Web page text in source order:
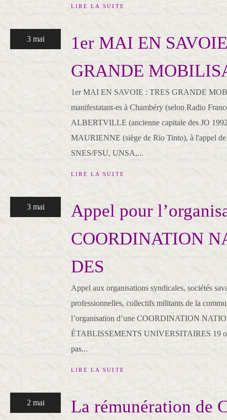
LIRE LA SUITE
3 mai
1er MAI EN
GRANDE
1er MAI EN SAVOIE : TRES GRANDE
manifestatant-es à Chambéry (selon Radio
ALBERTVILLE (ancienne capitale des JO
MAURIENNE (siège de Rio Tinto), à l'appel
SNES/FSU, UNSA,...
LIRE LA SUITE
3 mai
Appel pour
COORDINATION
DES
Appel aux organisations syndicales, sociétés
professionnelles, collectifs militants de la
l’organisation d’une COORDINATION
ÉTABLISSEMENTS UNIVERSITAIRES 19
pas...
LIRE LA SUITE
2 mai
La rémunération de